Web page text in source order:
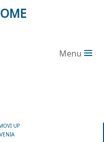
Menu
UP